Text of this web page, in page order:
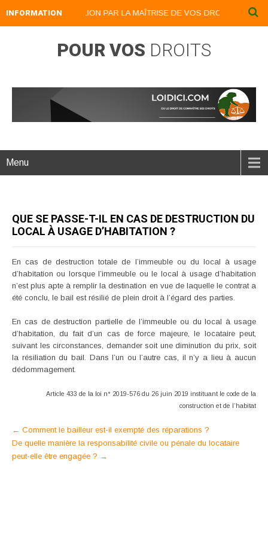
INFORMATION
DEVENEZ UN LION PAR LA MAÎTRISE DE VOS DROITS :
POUR VOS DROITS
Menu
QUE SE PASSE-T-IL EN CAS DE DESTRUCTION DU
LOCAL À USAGE D’HABITATION ?
En cas de destruction totale de l’immeuble ou du local à usage
d’habitation ou lorsque l’immeuble ou le local à usage d’habitation
n’est plus apte à remplir la destination en vue de laquelle le contrat a
été conclu, le bail est résilié de plein droit à l’égard des parties.
En cas de destruction partielle de l’immeuble ou du local à usage
d’habitation, du fait d’un cas de force majeure, le locataire peut,
suivant les circonstances, demander soit une diminution du prix, soit
la résiliation du bail. Dans l’un ou l’autre cas, il n’y a lieu à aucun
dédommagement.
Article 433 de la loi n° 2019-576 du 26 juin 2019 instituant le code de la
construction et de l’habitat
Post
navigation
← Comment le bailleur est-il exempté des réparations ?
De quelle manière la responsabilité civile ou pénale du locataire
peut-elle être engagée ? →